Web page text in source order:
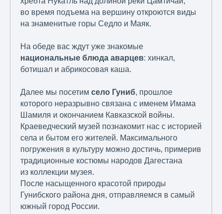
во время подъема на вершину откроются виды
на знаменитые горы Седло и Маяк.
На обеде вас ждут уже знакомые
национальные блюда аварцев: хинкал,
ботишал и абрикосовая каша.
Далее мы посетим село Гуниб, прошлое
которого неразрывно связана с именем Имама
Шамиля и окончанием Кавказской войны.
Краеведческий музей познакомит нас с историей
села и бытом его жителей. Максимального
погружения в культуру можно достичь, примерив
традиционные костюмы народов Дагестана
из коллекции музея.
После насыщенного красотой природы
Гунибского района дня, отправляемся в самый
южный город России.